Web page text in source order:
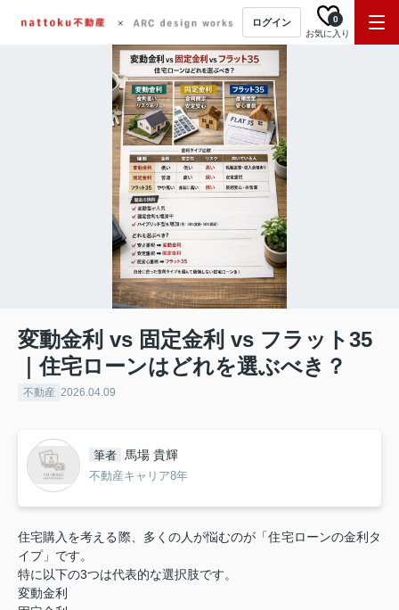
ログイン
お気に入り
0
変動金利 vs 固定金利 vs フラット35
｜住宅ローンはどれを選ぶべき？
不動産 2026.04.09
筆者 馬場 貴輝
不動産キャリア8年
住宅購入を考える際、多くの人が悩むのが「住宅ローンの金利タ
イプ」です。
特に以下の3つは代表的な選択肢です。
変動金利